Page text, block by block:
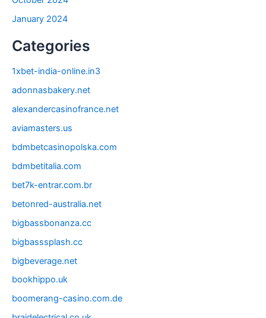
January 2024
Categories
1xbet-india-online.in3
adonnasbakery.net
alexandercasinofrance.net
aviamasters.us
bdmbetcasinopolska.com
bdmbetitalia.com
bet7k-entrar.com.br
betonred-australia.net
bigbassbonanza.cc
bigbasssplash.cc
bigbeverage.net
bookhippo.uk
boomerang-casino.com.de